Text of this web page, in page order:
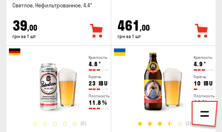
Светлое, Нефильтрованное, 4.4°
39,00
грн за 1 шт
461 ,00
грн за 1 шт
Крепость
4.8 °
Горечь
23 IBU
Плотность
11.8 %
(0)
Крепость
4.9 °
Горечь
10 IBU
Плотность
11%
(3)